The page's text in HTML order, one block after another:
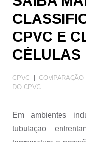
Guia de Instalação
HVAC
Mineração
Resistência Mecânica
Sistema de Tubulação
Sustentabilidade
CPVC E
CÉLULAS
CPVC
DO CPVC
Em ambientes
tubulação